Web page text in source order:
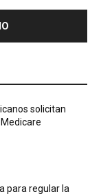
solicitan
para regular la